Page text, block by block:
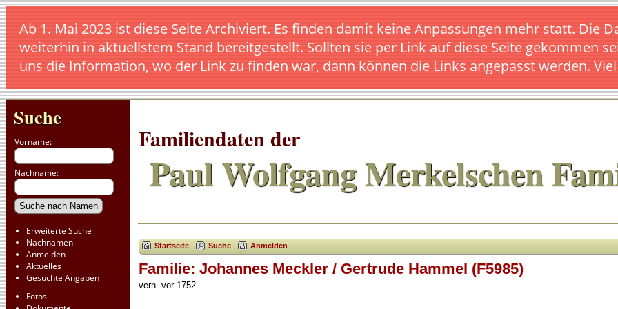
Ab 1. Mai 2023 ist diese Seite Archiviert. Es finden damit keine Anpassungen mehr statt. Die
weiterhin in aktuellstem Stand bereitgestellt. Sollten sie per Link auf diese Seite gekommen
uns die Information, wo der Link zu finden war, dann können die Links angepasst werden.
Suche
Vorname:
Nachname:
Erweiterte Suche
Nachnamen
Anmelden
Aktuelles
Gesuchte Angaben
Fotos
Familiendaten der
Paul Wolfgang Merkelschen
Startseite Suche Anmelden
Familie: Johannes Meckler / Gertrude Hammel (F5985)
verh. vor 1752